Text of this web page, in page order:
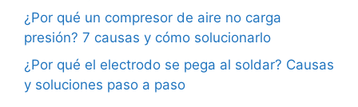
¿Por qué un compresor de aire no carga
presión? 7 causas y cómo solucionarlo
¿Por qué el electrodo se pega al soldar? Causas
y soluciones paso a paso